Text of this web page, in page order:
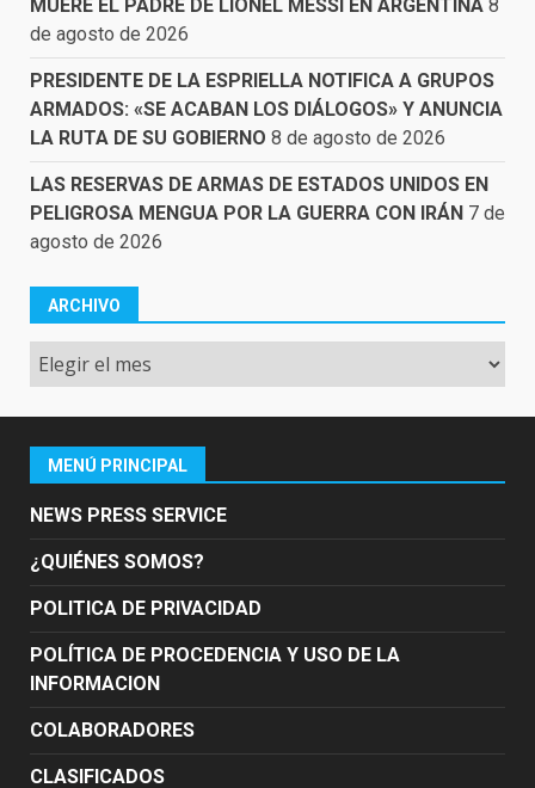
MUERE EL PADRE DE LIONEL MESSI EN ARGENTINA 8
de agosto de 2026
PRESIDENTE DE LA ESPRIELLA NOTIFICA A GRUPOS
ARMADOS: «SE ACABAN LOS DIÁLOGOS» Y ANUNCIA
LA RUTA DE SU GOBIERNO 8 de agosto de 2026
LAS RESERVAS DE ARMAS DE ESTADOS UNIDOS EN
PELIGROSA MENGUA POR LA GUERRA CON IRÁN 7 de
agosto de 2026
ARCHIVO
Archivo
MENÚ PRINCIPAL
NEWS PRESS SERVICE
¿QUIÉNES SOMOS?
POLITICA DE PRIVACIDAD
POLÍTICA DE PROCEDENCIA Y USO DE LA
INFORMACION
COLABORADORES
CLASIFICADOS